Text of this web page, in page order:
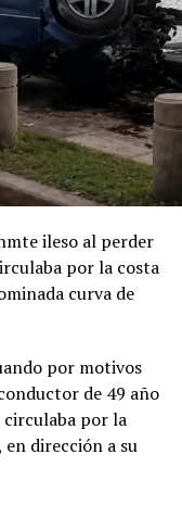
ileso al perder
por la costa
curva de
por motivos
de 49 año
circulaba por la
en dirección a su